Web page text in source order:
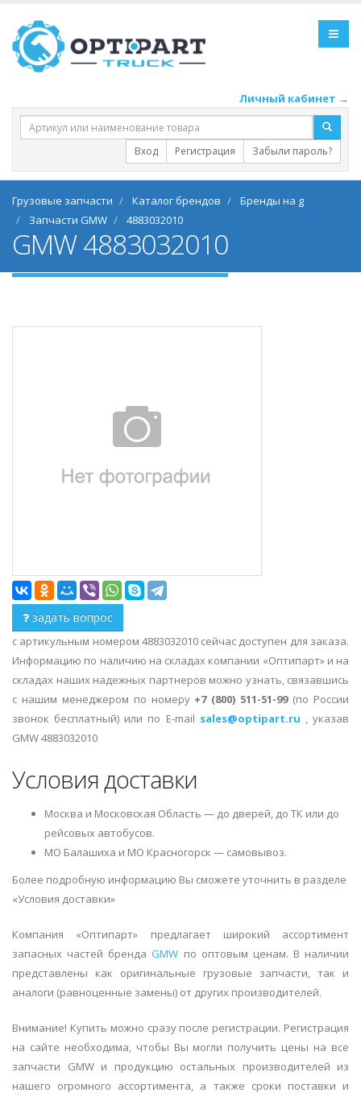
Личный кабинет →
Вход Регистрация Забыли пароль?
Грузовые запчасти Каталог брендов
Бренды на g
Запчасти GMW
4883032010
GMW 4883032010
задать вопрос
с артикульным номером 4883032010 сейчас доступен для заказа.
Информацию по наличию на складах компании «Оптипарт» и на
складах наших надежных партнеров можно узнать, связавшись
с нашим менеджером по номеру +7 (800) 511-51-99(по России
звонок бесплатный) или по E-mail sales@optipart.ru , указав
GMW 4883032010
Условия доставки
Москва и Московская Область — до дверей, до ТК или до
рейсовых автобусов.
МО Балашиха и МО Красногорск — самовывоз.
Более подробную информацию Вы сможете уточнить в разделе
«Условия доставки»
Компания «Оптипарт» предлагает широкий ассортимент
запасных частей брендаGMW по оптовым ценам. В наличии
представлены как оригинальные грузовые запчасти, так и
аналоги (равноценные замены) от других производителей.
Внимание! Купить можно сразу после регистрации. Регистрация
на сайте необходима, чтобы Вы могли получить цены на все
запчасти GMW и продукцию остальных производителей из
нашего огромного ассортимента, а также сроки поставки и